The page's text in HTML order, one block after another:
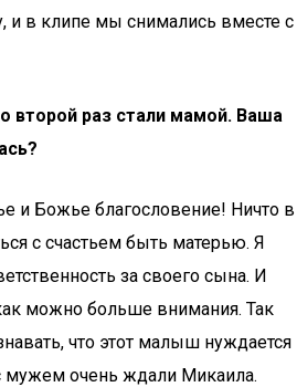
и в клипе мы снимались вместе с
второй раз стали мамой. Ваша
и Божье благословение! Ничто в
с счастьем быть матерью. Я
за своего сына. И
можно больше внимания. Так
что этот малыш нуждается
мужем очень ждали Микаила.